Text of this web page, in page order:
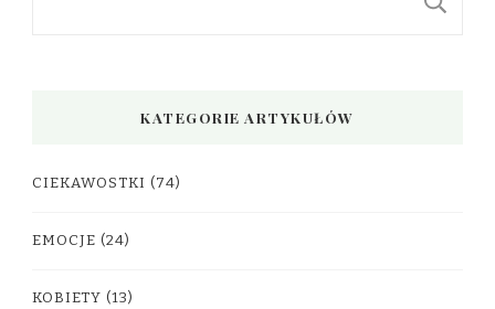
KATEGORIE ARTYKUŁÓW
CIEKAWOSTKI (74)
EMOCJE (24)
KOBIETY (13)